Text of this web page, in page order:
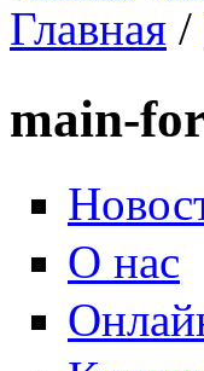
Вы здесь
Главная /
main-
О нас